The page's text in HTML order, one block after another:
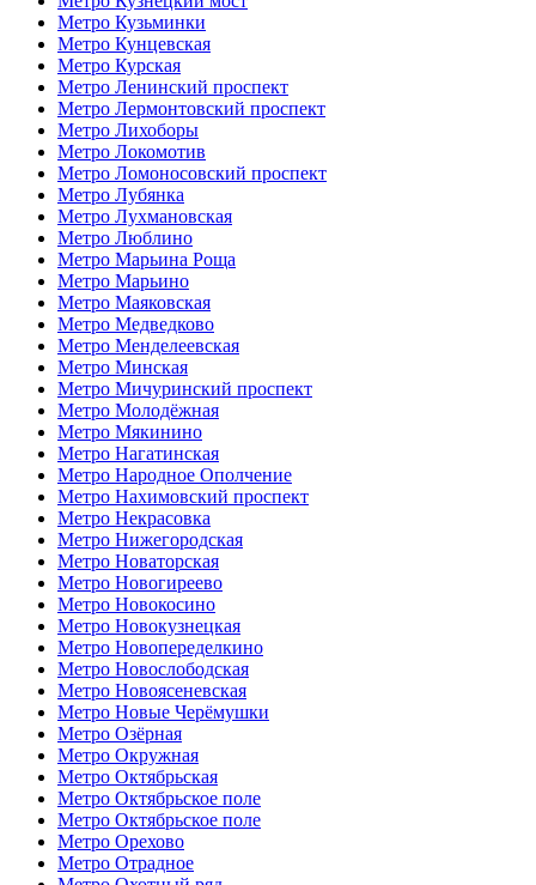
Метро Кузьминки
Метро Кунцевская
Метро Курская
Метро Ленинский проспект
Метро Лермонтовский проспект
Метро Лихоборы
Метро Локомотив
Метро Ломоносовский проспект
Метро Лубянка
Метро Лухмановская
Метро Люблино
Метро Марьина Роща
Метро Марьино
Метро Маяковская
Метро Медведково
Метро Менделеевская
Метро Минская
Метро Мичуринский проспект
Метро Молодёжная
Метро Мякинино
Метро Нагатинская
Метро Народное Ополчение
Метро Нахимовский проспект
Метро Некрасовка
Метро Нижегородская
Метро Новаторская
Метро Новогиреево
Метро Новокосино
Метро Новокузнецкая
Метро Новопеределкино
Метро Новослободская
Метро Новоясеневская
Метро Новые Черёмушки
Метро Озёрная
Метро Окружная
Метро Октябрьская
Метро Октябрьское поле
Метро Октябрьское поле
Метро Орехово
Метро Отрадное